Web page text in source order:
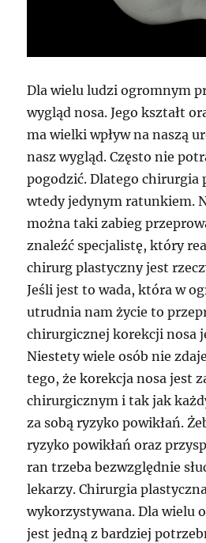
Dla wielu ludzi ogromnym
wygląd nosa. Jego kształt
ma wielki wpływ na naszą
nasz wygląd. Często nie
pogodzić. Dlatego chirurgia
wtedy jedynym ratunkiem.
można taki zabieg
znaleźć specjalistę, który
chirurg plastyczny jest
Jeśli jest to wada, która w
utrudnia nam życie to
chirurgicznej korekcji nosa
Niestety wiele osób nie
tego, że korekcja nosa jest
chirurgicznym i tak jak
za sobą ryzyko powikłań.
ryzyko powikłań oraz
ran trzeba bezwzględnie
lekarzy. Chirurgia
wykorzystywana. Dla wielu
jest jedną z bardziej